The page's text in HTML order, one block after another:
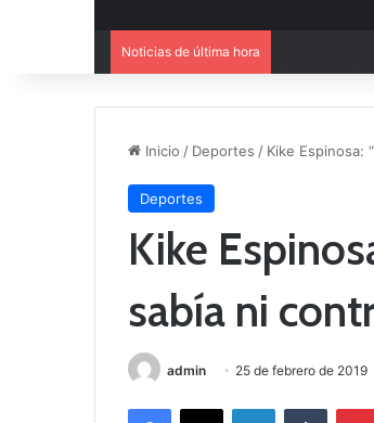
Noticias de última hora
Inicio / Deportes / Kike Espinosa:
Deportes
Kike
sabía ni
admin 25 de febrero de 2019